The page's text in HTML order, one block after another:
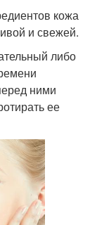
кожа
и свежей.
либо
ними
ее